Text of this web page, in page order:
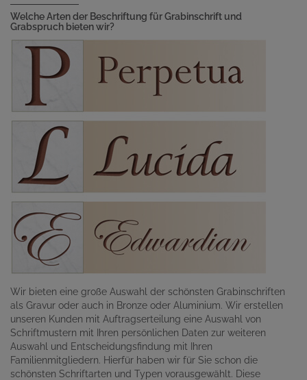
Welche Arten der Beschriftung für Grabinschrift und
Grabspruch bieten wir?
Wir bieten eine große Auswahl der schönsten Grabinschriften
als Gravur oder auch in Bronze oder Aluminium. Wir erstellen
unseren Kunden mit Auftragserteilung eine Auswahl von
Schriftmustern mit Ihren persönlichen Daten zur weiteren
Auswahl und Entscheidungsfindung mit Ihren
Familienmitgliedern. Hierfür haben wir für Sie schon die
schönsten Schriftarten und Typen vorausgewählt. Diese